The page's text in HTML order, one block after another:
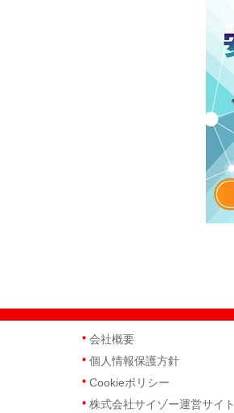
会社概要
個人情報保護方針
Cookieポリシー
株式会社サイゾー運営サイト